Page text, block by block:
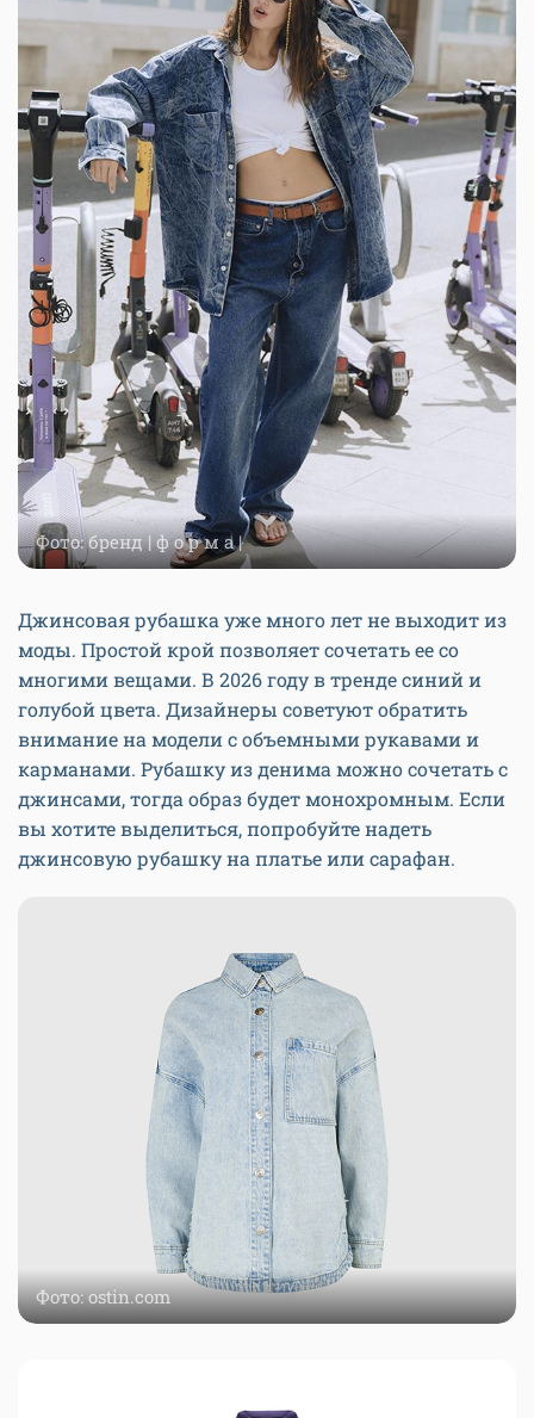
Фото: бренд | ф о р м а |
Джинсовая рубашка уже много лет не выходит из
моды. Простой крой позволяет сочетать ее со
многими вещами. В 2026 году в тренде синий и
голубой цвета. Дизайнеры советуют обратить
внимание на модели с объемными рукавами и
карманами. Рубашку из денима можно сочетать с
джинсами, тогда образ будет монохромным. Если
вы хотите выделиться, попробуйте надеть
джинсовую рубашку на платье или сарафан.
Фото: ostin.com